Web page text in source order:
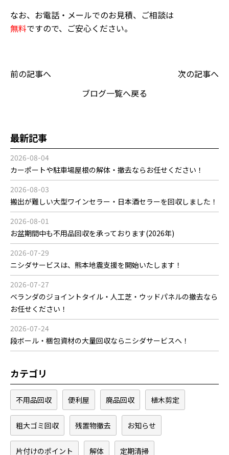
なお、お電話・メールでのお見積、ご相談は
無料ですので、ご安心ください。
前の記事へ
次の記事へ
ブログ一覧へ戻る
最新記事
2026-08-04
カーポートや駐車場屋根の解体・撤去ならお任せください！
2026-08-03
搬出が難しい大型ワインセラー・日本酒セラーを回収しました！
2026-08-01
お盆期間中も不用品回収を承っております(2026年)
2026-07-29
ニシダサービスは、熊本地震支援を開始いたします！
2026-07-27
ベランダのジョイントタイル・人工芝・ウッドパネルの撤去なら
お任せください！
2026-07-24
段ボール・梱包資材の大量回収ならニシダサービスへ！
カテゴリ
不用品回収 便利屋 廃品回収 植木剪定
粗大ゴミ回収 残置物撤去 お知らせ
片付けのポイント 解体 定期清掃